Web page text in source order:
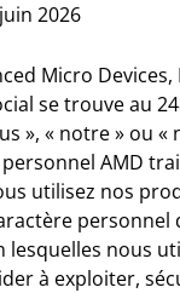
2026
Micro
se trouve au
», « notre » ou
AMD
utilisez nos
lesquelles nous
à exploiter,